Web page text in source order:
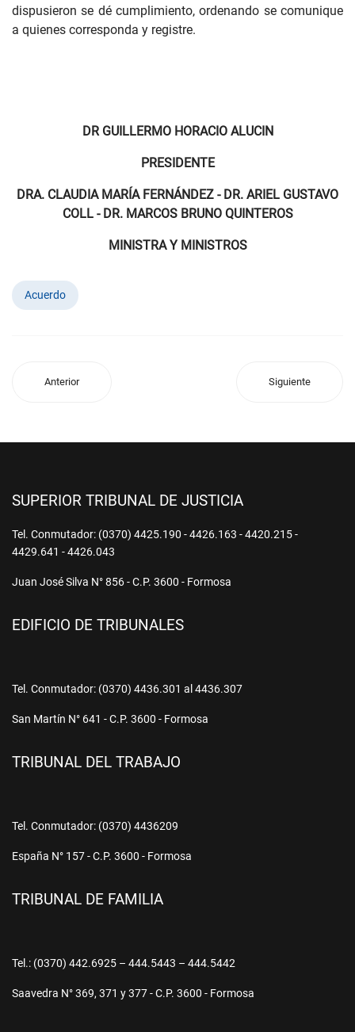
dispusieron se dé cumplimiento, ordenando se comunique
a quienes corresponda y registre.
DR GUILLERMO HORACIO ALUCIN
PRESIDENTE
DRA. CLAUDIA MARÍA FERNÁNDEZ - DR. ARIEL GUSTAVO
COLL - DR. MARCOS BRUNO QUINTEROS
MINISTRA Y MINISTROS
Acuerdo
Anterior Siguiente
SUPERIOR TRIBUNAL DE JUSTICIA
Tel. Conmutador: (0370) 4425.190 - 4426.163 - 4420.215 -
4429.641 - 4426.043
Juan José Silva N° 856 - C.P. 3600 - Formosa
EDIFICIO DE TRIBUNALES
Tel. Conmutador: (0370) 4436.301 al 4436.307
San Martín N° 641 - C.P. 3600 - Formosa
TRIBUNAL DEL TRABAJO
Tel. Conmutador: (0370) 4436209
España N° 157 - C.P. 3600 - Formosa
TRIBUNAL DE FAMILIA
Tel.: (0370) 442.6925 – 444.5443 – 444.5442
Saavedra N° 369, 371 y 377 - C.P. 3600 - Formosa